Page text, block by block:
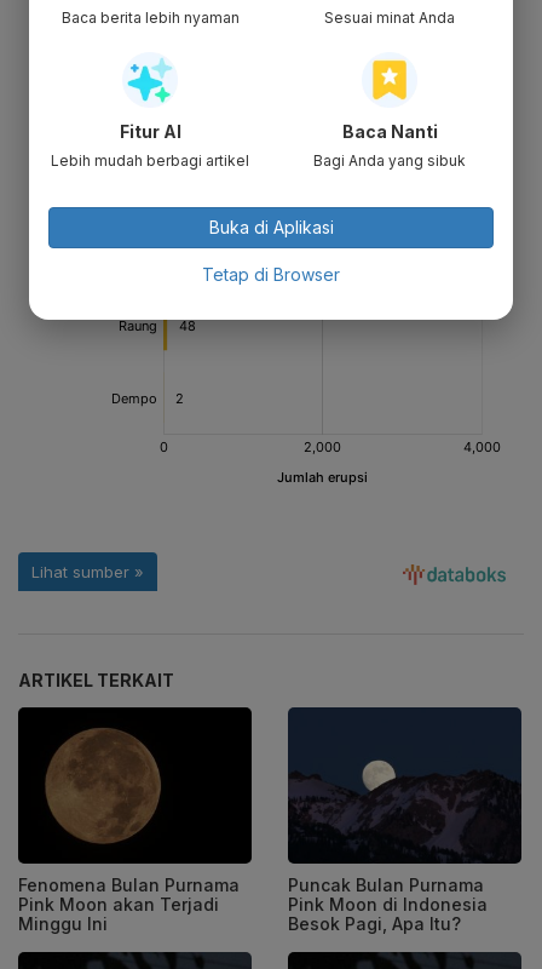
ARTIKEL TERKAIT
Fenomena Bulan Purnama
Pink Moon akan Terjadi
Minggu Ini
Puncak Bulan Purnama
Pink Moon di Indonesia
Besok Pagi, Apa Itu?
Baca berita lebih nyaman Sesuai minat Anda
Fitur AI
Lebih mudah berbagi artikel
Baca Nanti
Bagi Anda yang sibuk
Buka di Aplikasi
Tetap di Browser